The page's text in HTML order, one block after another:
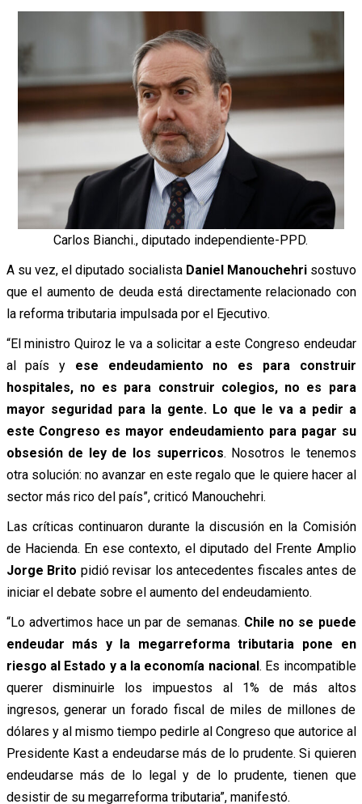
Carlos Bianchi., diputado independiente-PPD.
A su vez, el diputado socialista Daniel Manouchehrisostuvo
que el aumento de deuda está directamente relacionado con
la reforma tributaria impulsada por el Ejecutivo.
“El ministro Quiroz le va a solicitar a este Congreso endeudar
al país y ese endeudamiento no es para construir
hospitales, no es para construir colegios, no es para
mayor seguridad para la gente. Lo que le va a pedir a
este Congreso es mayor endeudamiento para pagar su
obsesión de ley de los superricos. Nosotros le tenemos
otra solución: no avanzar en este regalo que le quiere hacer al
sector más rico del país”, criticó Manouchehri.
Las críticas continuaron durante la discusión en la Comisión
de Hacienda. En ese contexto, el diputado del Frente Amplio
Jorge Brito pidió revisar los antecedentes fiscales antes de
iniciar el debate sobre el aumento del endeudamiento.
“Lo advertimos hace un par de semanas. Chile no se puede
endeudar más y la megarreforma tributaria pone en
riesgo al Estado y a la economía nacional . Es incompatible
querer disminuirle los impuestos al 1% de más altos
ingresos, generar un forado fiscal de miles de millones de
dólares y al mismo tiempo pedirle al Congreso que autorice al
Presidente Kast a endeudarse más de lo prudente. Si quieren
endeudarse más de lo legal y de lo prudente, tienen que
desistir de su megarreforma tributaria”, manifestó.